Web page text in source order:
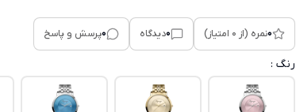
0نمره (از 0 امتیاز) 0دیدگاه 0پرسش و پاسخ
رنگ :